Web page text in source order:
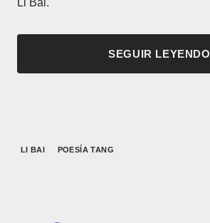
SEGUIR LEYENDO
LI BAI POESÍA TANG